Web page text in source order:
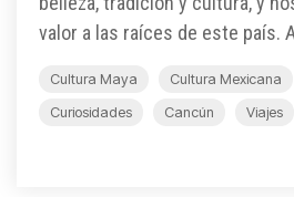
valor a las raíces de este país.
Cultura Maya Cultura Mexicana
Curiosidades
Cancún Viajes